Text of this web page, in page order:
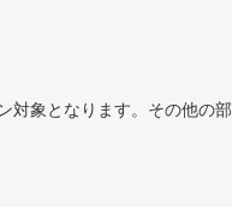
対象となります。その他の部